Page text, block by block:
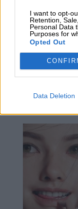
I want to opt-
Retention,
Personal Data
Purposes for
Opted Out
Data Deletion
Ford de